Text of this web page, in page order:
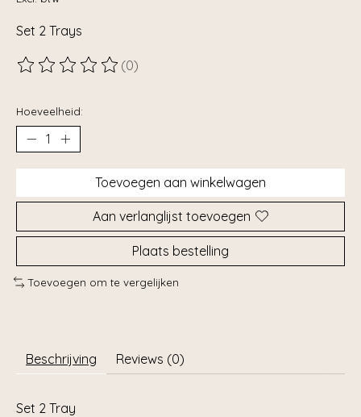
Set 2 Trays
De beoordeling van dit product is
(0)
Hoeveelheid:
Toevoegen aan winkelwagen
Aan verlanglijst toevoegen
Plaats bestelling
Toevoegen om te vergelijken
Beschrijving Reviews (0)
Set 2 Tray